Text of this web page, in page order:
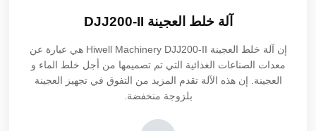
آلة خلط العجينة DJJ200-II
إن آلة خلط العجينة DJJ200-II
Hiwell Machinery هي عبارة عن
معدات الصناعات الغذائية التي تم تصميمها من أجل خلط الماء و
العجينة. إن هذه الآلة تقدم المزيد من التفوق في تجهيز العجينة
بلزوجة منخفضة.